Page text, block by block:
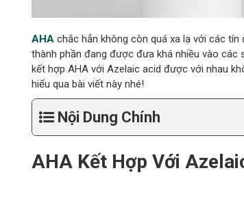
AHAchắc hẳn không còn quá xa lạ với các tín
thành phần đang được đưa khá nhiều vào
kết hợp AHA với Azelaic acid được với nhau
hiểu qua bài viết này nhé!
Nội Dung Chính
AHA Kết Hợp Với